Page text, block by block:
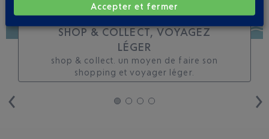
SHOP & COLLECT, VOYAGEZ
LÉGER
shop & collect. un moyen de faire son
shopping et voyager léger.
Accepter et fermer